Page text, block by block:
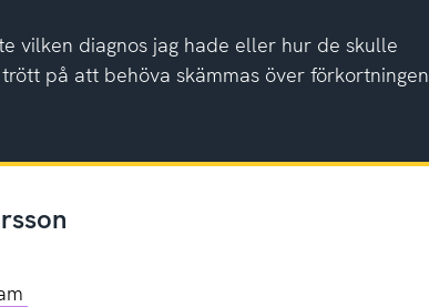
vilken diagnos jag hade eller hur de skulle
på att behöva skämmas över förkortningen